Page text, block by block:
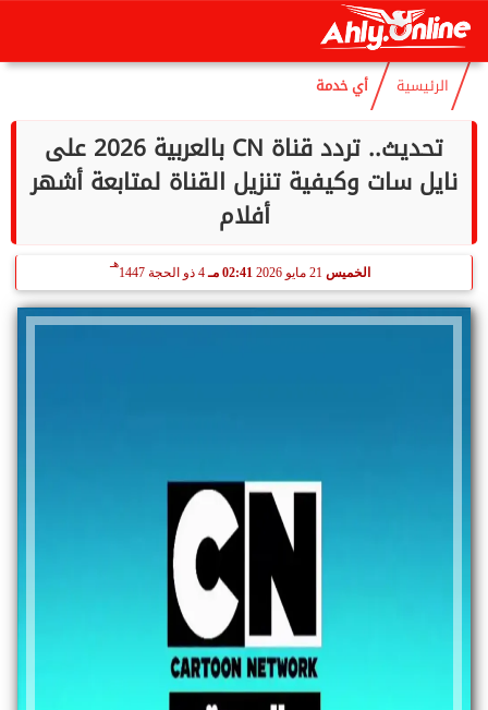
السبت
الرئيسية أي خدمة
تحديث.. تردد قناة CN بالعربية 2026 على
نايل سات وكيفية تنزيل القناة لمتابعة أشهر
أفلام
الخميس 21 مايو 2026 02:41 مـ 4 ذو الحجة 1447
هـ